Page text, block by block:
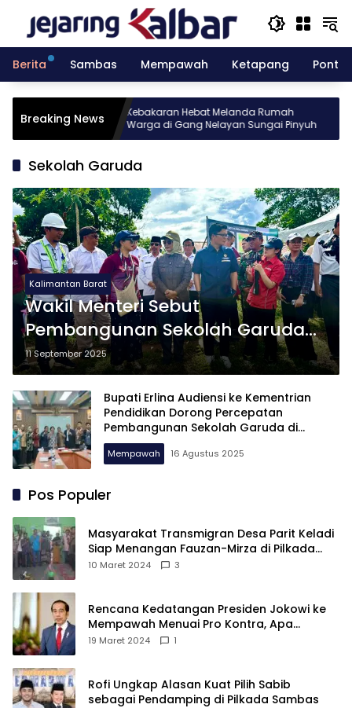
konten
Berita
Sambas Mempawah Ketapang
Breaking News
gelar
10
Kebakaran Hebat Melanda Rumah
Warga di Gang Nelayan Sungai Pinyuh
Sekolah Garuda
Kalimantan Barat
Wakil Menteri Sebut
Pembangunan Sekolah Garuda
akan Jadikan Mempawah Pusat
Pendidikan Unggul di Kalbar
11 September 2025
Bupati Erlina Audiensi ke Kementrian
Pendidikan Dorong Percepatan
Pembangunan Sekolah Garuda di
Mempawah
Mempawah 16 Agustus 2025
Pos Populer
Masyarakat Transmigran Desa Parit Keladi
Siap Menangan Fauzan-Mirza di Pilkada
Kubu Raya
10 Maret 2024 3
Rencana Kedatangan Presiden Jokowi ke
Mempawah Menuai Pro Kontra, Apa
Sebabnya?
19 Maret 2024 1
Rofi Ungkap Alasan Kuat Pilih Sabib
sebagai Pendamping di Pilkada Sambas